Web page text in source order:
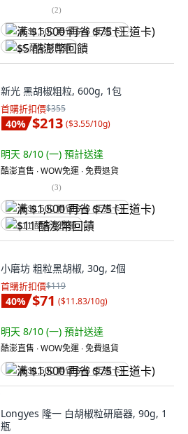
(2)
满 $1,500 再省 $75 (王道卡)
$5 酷澎幣回饋
新光 黑胡椒粗粒, 600g, 1包
首購折扣價$355
40% $213 ($3.55/10g)
明天 8/10 (一) 預計送達
酷澎直售 ∙ WOW免運 ∙ 免費退貨
(3)
满 $1,500 再省 $75 (王道卡)
$11 酷澎幣回饋
小磨坊 粗粒黑胡椒, 30g, 2個
首購折扣價$119
40% $71 ($11.83/10g)
明天 8/10 (一) 預計送達
酷澎直售 ∙ WOW免運 ∙ 免費退貨
满 $1,500 再省 $75 (王道卡)
Longyes 隆一 白胡椒粒研磨器, 90g, 1
瓶